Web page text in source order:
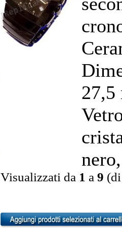
27,5
Visualizzati da 1 a 9